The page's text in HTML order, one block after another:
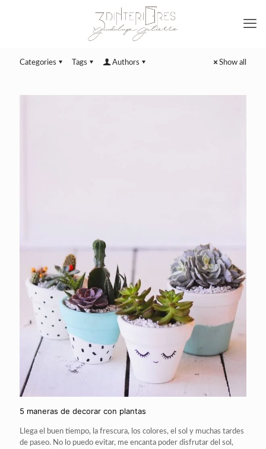
Categories Tags Authors Show all
5 maneras de decorar con plantas
Llega el buen tiempo, la frescura, los colores, el sol y muchas tardes
de paseo. No lo puedo evitar, me encanta poder disfrutar del sol,